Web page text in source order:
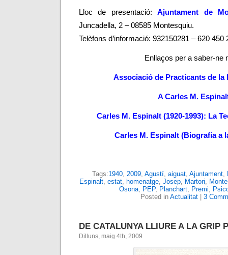
Lloc de presentació:Ajuntament de
Juncadella, 2 – 08585 Montesquiu.
Telèfons d’informació: 932150281 – 620 450
Enllaços per a saber-ne
Associació de Practicants de la
A Carles M.
Carles M. Espinalt (1920-1993): La
Carles M. Espinalt (Biografia a
Tags:1940, 2009, Agustí, aiguat, Ajuntament,
Espinalt, estat, homenatge, Josep, Martori,
Osona, PEP, Planchart, Premi,
Posted in Actualitat| 3
DE CATALUNYA LLIURE A LA GRIP
Dilluns, maig 4th, 2009